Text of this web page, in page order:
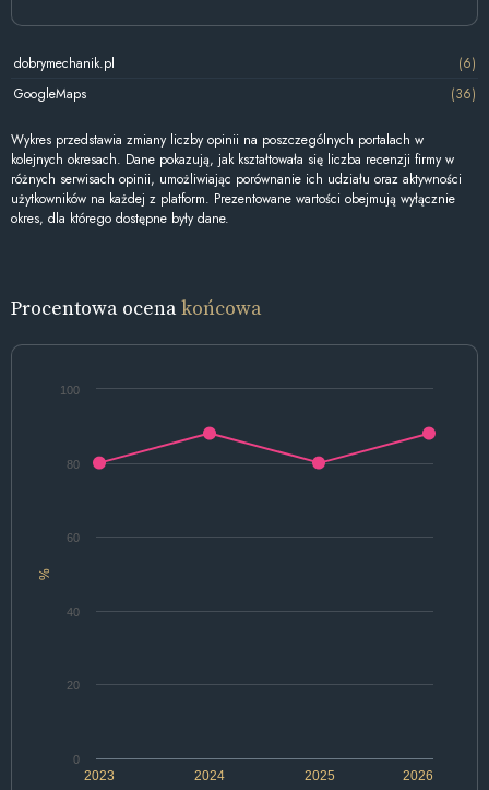
dobrymechanik.pl
(6)
GoogleMaps
(36)
Wykres przedstawia zmiany liczby opinii na poszczególnych portalach w
kolejnych okresach. Dane pokazują, jak kształtowała się liczba recenzji firmy w
różnych serwisach opinii, umożliwiając porównanie ich udziału oraz aktywności
użytkowników na każdej z platform. Prezentowane wartości obejmują wyłącznie
okres, dla którego dostępne były dane.
Procentowa ocenakońcowa
%
2024 2026
2023 2025
0
20
40
60
80
100